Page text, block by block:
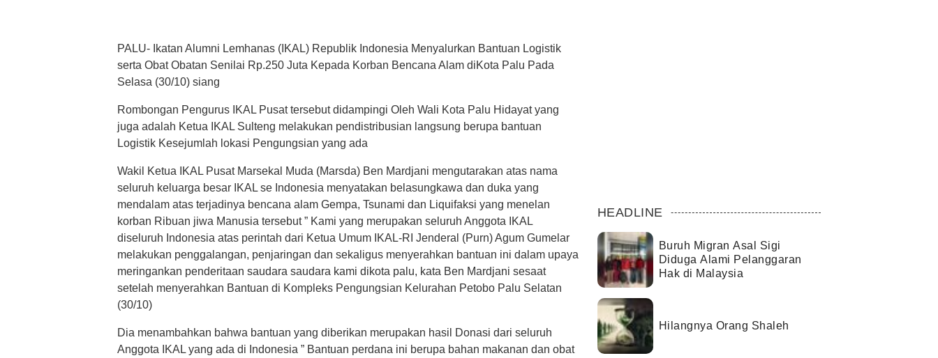
PALU- Ikatan Alumni Lemhanas (IKAL) Republik Indonesia Menyalurkan Bantuan Logistik
serta Obat Obatan Senilai Rp.250 Juta Kepada Korban Bencana Alam diKota Palu Pada
Selasa (30/10) siang
Rombongan Pengurus IKAL Pusat tersebut didampingi Oleh Wali Kota Palu Hidayat yang
juga adalah Ketua IKAL Sulteng melakukan pendistribusian langsung berupa bantuan
Logistik Kesejumlah lokasi Pengungsian yang ada
Wakil Ketua IKAL Pusat Marsekal Muda (Marsda) Ben Mardjani mengutarakan atas nama
seluruh keluarga besar IKAL se Indonesia menyatakan belasungkawa dan duka yang
mendalam atas terjadinya bencana alam Gempa, Tsunami dan Liquifaksi yang menelan
korban Ribuan jiwa Manusia tersebut ” Kami yang merupakan seluruh Anggota IKAL
diseluruh Indonesia atas perintah dari Ketua Umum IKAL-RI Jenderal (Purn) Agum Gumelar
melakukan penggalangan, penjaringan dan sekaligus menyerahkan bantuan ini dalam upaya
meringankan penderitaan saudara saudara kami dikota palu, kata Ben Mardjani sesaat
setelah menyerahkan Bantuan di Kompleks Pengungsian Kelurahan Petobo Palu Selatan
(30/10)
Dia menambahkan bahwa bantuan yang diberikan merupakan hasil Donasi dari seluruh
Anggota IKAL yang ada di Indonesia ” Bantuan perdana ini berupa bahan makanan dan obat
HEADLINE
Buruh Migran Asal Sigi
Diduga Alami Pelanggaran
Hak di Malaysia
Hilangnya Orang Shaleh